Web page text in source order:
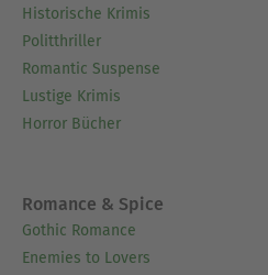
Historische Krimis
Politthriller
Romantic Suspense
Lustige Krimis
Horror Bücher
Romance & Spice
Gothic Romance
Enemies to Lovers